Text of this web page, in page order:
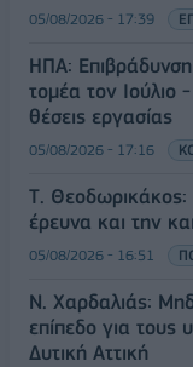
05/08/2026 - 17:39
ΗΠΑ:
τομέα τον
θέσεις εργασίας
05/08/2026 - 17:16
Τ. Θεοδωρικάκος:
έρευνα και την
05/08/2026 - 16:51
Ν. Χαρδαλιάς:
επίπεδο για τους
Δυτική Αττική